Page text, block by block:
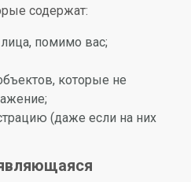
содержат:
помимо вас;
которые не
(даже если на них